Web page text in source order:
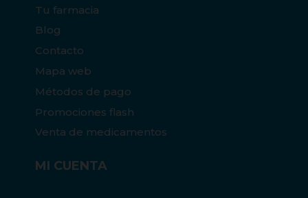
Tu farmacia
Blog
Contacto
Mapa web
Métodos de pago
Promociones flash
Venta de medicamentos
MI CUENTA